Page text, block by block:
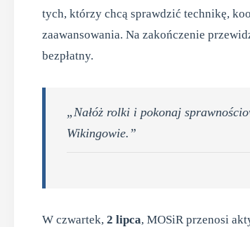
tych, którzy chcą sprawdzić technikę,
zaawansowania. Na zakończenie
bezpłatny.
„Nałóż rolki i pokonaj
Wikingowie.”
W czwartek, 2 lipca, MOSiR przenosi